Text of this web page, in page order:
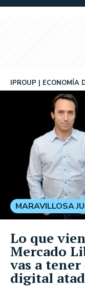
IPROUP ECONOMÍA
MARAVILLOSA
Lo que
Mercado
vas a
digital